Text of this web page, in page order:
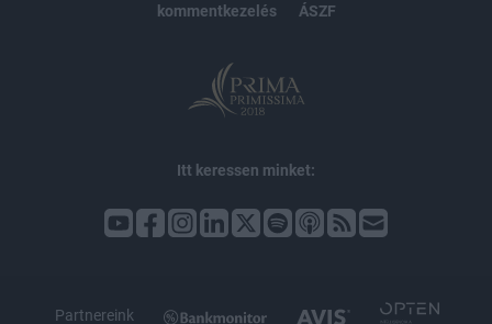
kommentkezelés
ÁSZF
Itt keressen minket:
Partnereink